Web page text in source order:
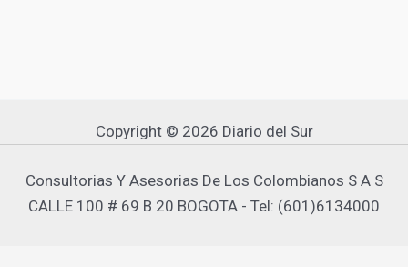
Copyright © 2026 Diario del Sur
Consultorias Y Asesorias De Los Colombianos S A S
CALLE 100 # 69 B 20 BOGOTA - Tel: (601)6134000